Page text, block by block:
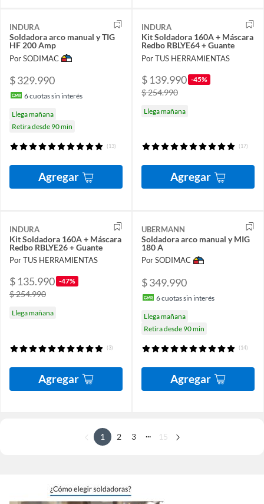
INDURA
Soldadora arco manual y TIG
HF 200 Amp
Por SODIMAC
$ 329.990
6cuotas sin interés
Llega mañana
Retira desde 90 min
(13)
Agregar
INDURA
Kit Soldadora 160A + Máscara
Redbo RBLYE64 + Guante
Por TUS HERRAMIENTAS
$ 139.990 -45%
$ 254.990
Llega mañana
(17)
Agregar
INDURA
Kit Soldadora 160A + Máscara
Redbo RBLYE26 + Guante
Por TUS HERRAMIENTAS
$ 135.990 -47%
$ 254.990
Llega mañana
(3)
Agregar
UBERMANN
Soldadora arco manual y MIG
180 A
Por SODIMAC
$ 349.990
6cuotas sin interés
Llega mañana
Retira desde 90 min
(14)
Agregar
1 2 3 ... 15